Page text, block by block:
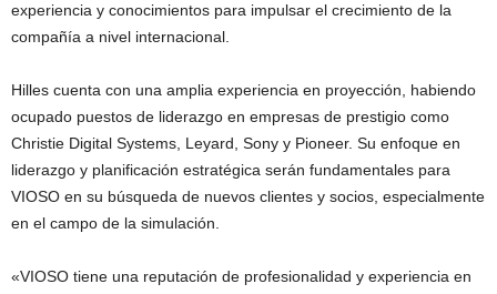
experiencia y conocimientos para impulsar el crecimiento de la
compañía a nivel internacional.
Hilles cuenta con una amplia experiencia en proyección, habiendo
ocupado puestos de liderazgo en empresas de prestigio como
Christie Digital Systems, Leyard, Sony y Pioneer. Su enfoque en
liderazgo y planificación estratégica serán fundamentales para
VIOSO en su búsqueda de nuevos clientes y socios, especialmente
en el campo de la simulación.
«VIOSO tiene una reputación de profesionalidad y experiencia en